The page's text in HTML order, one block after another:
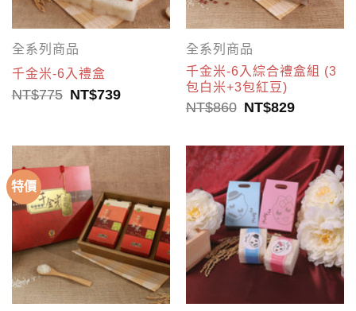
全系列商品
千金米-6入禮盒
NT$775 NT$739
全系列商品
千金米-6入綜合禮盒組 (3
包白米+3包紅豆)
NT$860 NT$829
特價